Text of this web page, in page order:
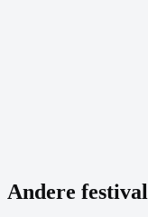
Andere